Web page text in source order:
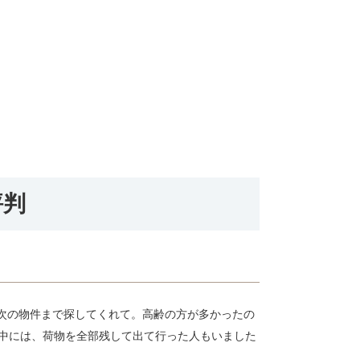
物件まで探してくれて。高齢の方が多かったの
には、荷物を全部残して出て行った人もいました